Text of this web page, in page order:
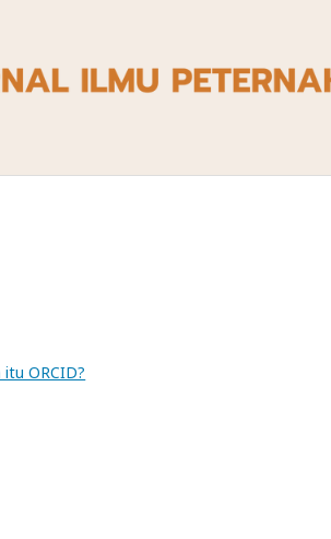
itu ORCID?